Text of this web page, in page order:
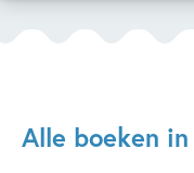
Alle boeken